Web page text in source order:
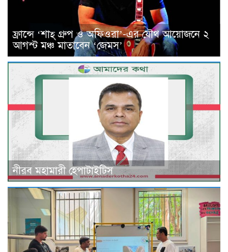
ফ্রান্সে ‘শাহ্ গ্রুপ ও অফিওরা’-এর যৌথ আয়োজনে ২
আগস্ট মঞ্চ মাতাবেন ‘জেমস’
নীরব মহামারী হেপাটাইটিস